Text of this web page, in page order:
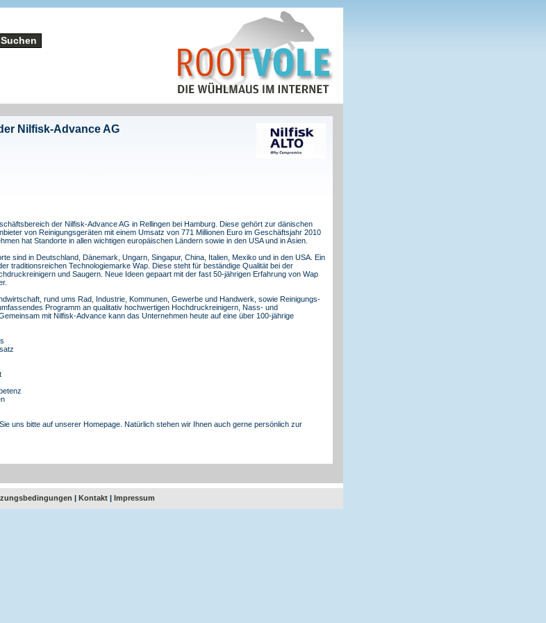
Nilfisk-Advance AG
der Nilfisk-Advance AG in Rellingen bei Hamburg. Diese gehört zur dänischen
von Reinigungsgeräten mit einem Umsatz von 771 Millionen Euro im Geschäftsjahr 2010
hat Standorte in allen wichtigen europäischen Ländern sowie in den USA und in Asien.
sind in Deutschland, Dänemark, Ungarn, Singapur, China, Italien, Mexiko und in den USA. Ein
traditionsreichen Technologiemarke Wap. Diese steht für beständige Qualität bei der
und Saugern. Neue Ideen gepaart mit der fast 50-jährigen Erfahrung von Wap
rund ums Rad, Industrie, Kommunen, Gewerbe und Handwerk, sowie Reinigungs-
Programm an qualitativ hochwertigen Hochdruckreinigern, Nass- und
mit Nilfisk-Advance kann das Unternehmen heute auf eine über 100-jährige
uns bitte auf unserer Homepage. Natürlich stehen wir Ihnen auch gerne persönlich zur
| Kontakt | Impressum